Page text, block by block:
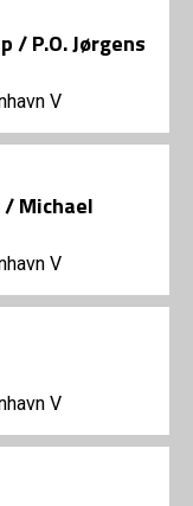
/ P.O. Jørgens
V
/ Michael
V
V